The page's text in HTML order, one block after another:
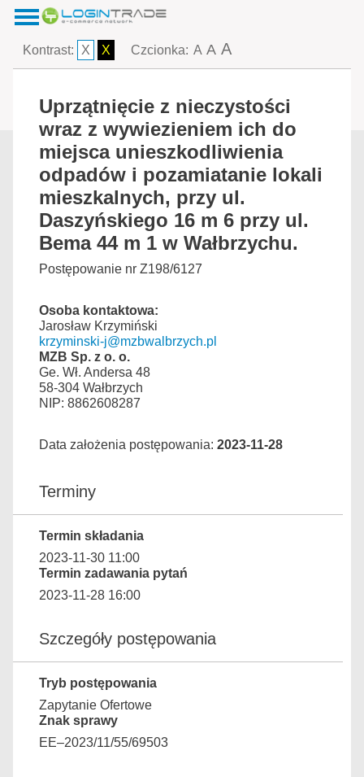
Kontrast: X X Czcionka: A A A
Uprzątnięcie z nieczystości
wraz z wywiezieniem ich do
miejsca unieszkodliwienia
odpadów i pozamiatanie lokali
mieszkalnych, przy ul.
Daszyńskiego 16 m 6 przy ul.
Bema 44 m 1 w Wałbrzychu.
Postępowanie nr Z198/6127
Osoba kontaktowa:
Jarosław Krzymiński
krzyminski-j@mzbwalbrzych.pl
MZB Sp. z o. o.
Ge. Wł. Andersa 48
58-304 Wałbrzych
NIP: 8862608287
Data założenia postępowania: 2023-11-28
Terminy
Termin składania
2023-11-30 11:00
Termin zadawania pytań
2023-11-28 16:00
Szczegóły postępowania
Tryb postępowania
Zapytanie Ofertowe
Znak sprawy
EE–2023/11/55/69503